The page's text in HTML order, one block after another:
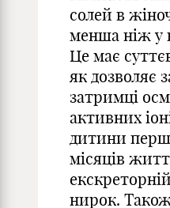
солей в
менша ніж у
Це має
як дозволяє
затримці
активних
дитини
місяців
нирок.